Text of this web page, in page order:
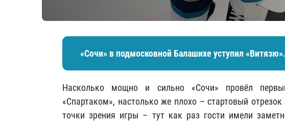
«Сочи» в подмосковной Балашихе уступил «Витязю».
Насколько мощно и сильно «Сочи» провёл
«Спартаком», настолько же плохо – стартовый
точки зрения игры – тут как раз гости имели